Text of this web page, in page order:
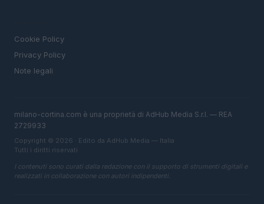
Cookie Policy
Privacy Policy
Note legali
milano-cortina.com è una proprietà di AdHub Media S.r.l. — REA
2729933
Copyright © 2026 · Edito da AdHub Media — Italia
Tutti i diritti riservati
I contenuti sono curati dalla redazione con il supporto di strumenti digitali e
realizzati in collaborazione con autori indipendenti.